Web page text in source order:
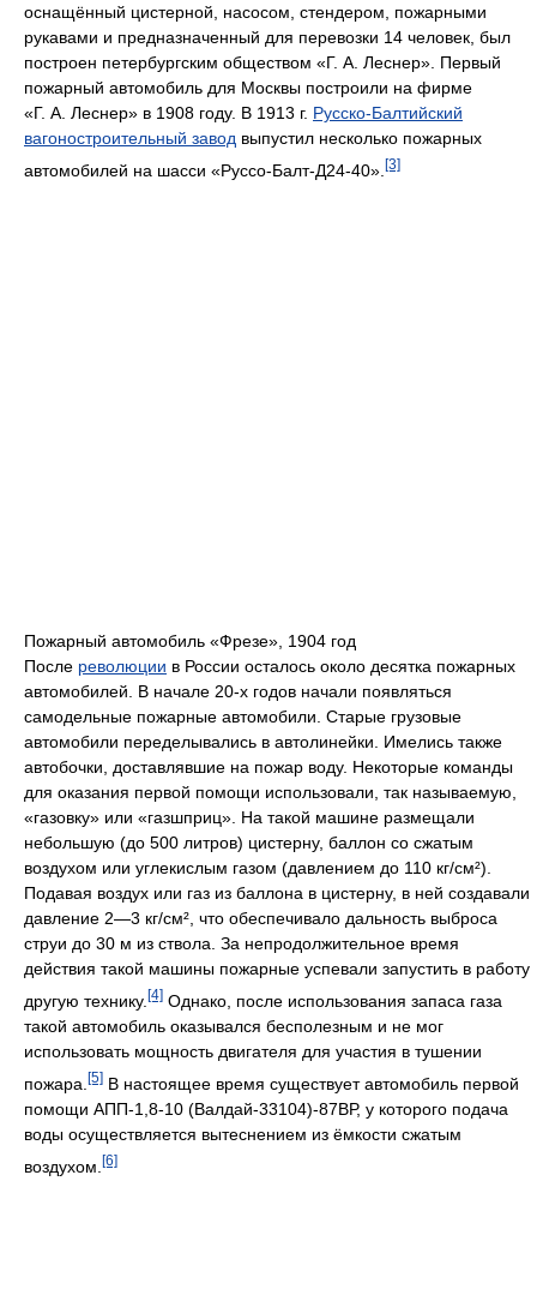
оснащённый цистерной, насосом, стендером, пожарными
рукавами и предназначенный для перевозки 14 человек, был
построен петербургским обществом «Г. А. Леснер». Первый
пожарный автомобиль для Москвы построили на фирме
«Г. А. Леснер» в 1908 году. В 1913 г. Русско-Балтийский
вагоностроительный завод выпустил несколько пожарных
автомобилей на шасси «Руссо-Балт-Д24-40». [3]
Пожарный автомобиль «Фрезе», 1904 год
После революции в России осталось около десятка пожарных
автомобилей. В начале 20-х годов начали появляться
самодельные пожарные автомобили. Старые грузовые
автомобили переделывались в автолинейки. Имелись также
автобочки, доставлявшие на пожар воду. Некоторые команды
для оказания первой помощи использовали, так называемую,
«газовку» или «газшприц». На такой машине размещали
небольшую (до 500 литров) цистерну, баллон со сжатым
воздухом или углекислым газом (давлением до 110 кг/см²).
Подавая воздух или газ из баллона в цистерну, в ней создавали
давление 2—3 кг/см², что обеспечивало дальность выброса
струи до 30 м из ствола. За непродолжительное время
действия такой машины пожарные успевали запустить в работу
другую технику. [4] Однако, после использования запаса газа
такой автомобиль оказывался бесполезным и не мог
использовать мощность двигателя для участия в тушении
пожара. [5] В настоящее время существует автомобиль первой
помощи АПП-1,8-10 (Валдай-33104)-87ВР, у которого подача
воды осуществляется вытеснением из ёмкости сжатым
воздухом. [6]